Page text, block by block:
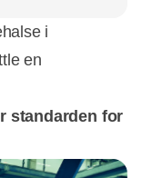
i
en
standarden for